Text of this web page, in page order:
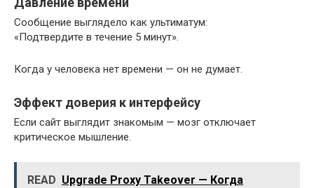
Сообщение выглядело как ультиматум:
«Подтвердите в течение 5 минут».
Когда у человека нет времени — он не думает.
Эффект доверия к интерфейсу
Если сайт выглядит знакомым — мозг отключает
критическое мышление.
READ Upgrade Proxy Takeover — Когда